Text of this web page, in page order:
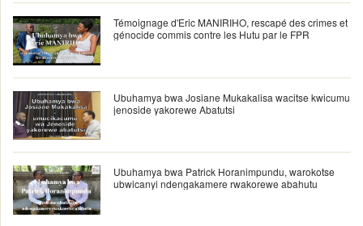
Témoignage d'Eric MANIRIHO, rescapé des crimes et
génocide commis contre les Hutu par le FPR
Ubuhamya bwa Josiane Mukakalisa wacitse kwicumu
jenoside yakorewe Abatutsi
Ubuhamya bwa Patrick Horanimpundu, warokotse
ubwicanyi ndengakamere rwakorewe abahutu